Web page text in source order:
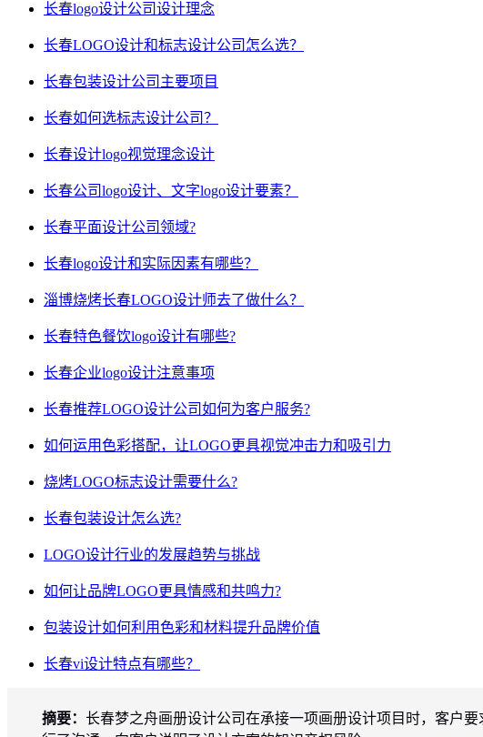
长春logo设计公司设计理念
长春LOGO设计和标志设计公司怎么选？
长春包装设计公司主要项目
长春如何选标志设计公司？
长春设计logo视觉理念设计
长春公司logo设计、文字logo设计要素？
长春平面设计公司领域?
长春logo设计和实际因素有哪些？
淄博烧烤长春LOGO设计师去了做什么？
长春特色餐饮logo设计有哪些?
长春企业logo设计注意事项
长春推荐LOGO设计公司如何为客户服务?
如何运用色彩搭配，让LOGO更具视觉冲击力和吸引力
烧烤LOGO标志设计需要什么?
长春包装设计怎么选?
LOGO设计行业的发展趋势与挑战
如何让品牌LOGO更具情感和共鸣力?
包装设计如何利用色彩和材料提升品牌价值
长春vi设计特点有哪些？
摘要： 长春梦之舟画册设计公司在承接一项画册设计项目时，客户